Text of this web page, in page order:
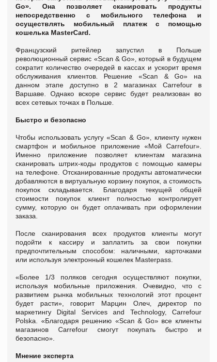
Go». Она позволяет сканировать продукты
непосредственно с мобильного телефона и
осуществлять мобильный платеж с помощью
кошелька MasterCard.
Французский ритейлер запустил в Польше
революционный сервис «Scan & Go», который в будущем
сократит количество очередей в кассах и ускорит время
обслуживания клиентов. Решение «Scan & Go» на
данном этапе доступно в 2 магазинах Carrefour в
Варшаве. Однако вскоре сервис будет реализован во
всех сетевых точках в Польше.
Быстро и безопасно
Чтобы использовать услугу «Scan & Go», клиенту нужен
смартфон и мобильное приложение «Мой Carrefour».
Именно приложение позволяет клиентам магазина
сканировать штрих-коды продуктов с помощью камеры
на телефоне. Отсканированные продукты автоматически
добавляются в виртуальную корзину покупок, а стоимость
покупок складывается. Благодаря текущей общей
стоимости покупок клиент полностью контролирует
сумму, которую он будет оплачивать при оформлении
заказа.
После сканирования всех продуктов клиенты могут
подойти к кассиру и заплатить за свои покупки
предпочтительным способом: наличными, карточками
или используя электронный кошелек Masterpass.
«Более 1/3 поляков сегодня осуществляют покупки,
используя мобильные приложения. Очевидно, что с
развитием рынка мобильных технологий этот процент
будет расти», говорит Марцин Олеч, директор по
маркетингу Digital Services and Technology, Carrefour
Polska. «Благодаря решению «Scan & Go» все клиенты
магазинов Carrefour смогут покупать быстро и
безопасно».
Мнение эксперта